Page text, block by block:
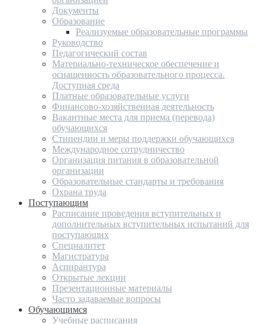
Документы
Образование
Реализуемые образовательные программы
Руководство
Педагогический состав
Материально-техническое обеспечение и
оснащенность образовательного процесса.
Доступная среда
Платные образовательные услуги
Финансово-хозяйственная деятельность
Вакантные места для приема (перевода)
обучающихся
Стипендии и меры поддержки обучающихся
Международное сотрудничество
Организация питания в образовательной
организации
Образовательные стандарты и требования
Охрана труда
Поступающим
Расписание проведения вступительных и
дополнительных вступительных испытаний для
поступающих
Специалитет
Магистратура
Аспирантура
Открытые лекции
Презентационные материалы
Часто задаваемые вопросы
Обучающимся
Учебные расписания